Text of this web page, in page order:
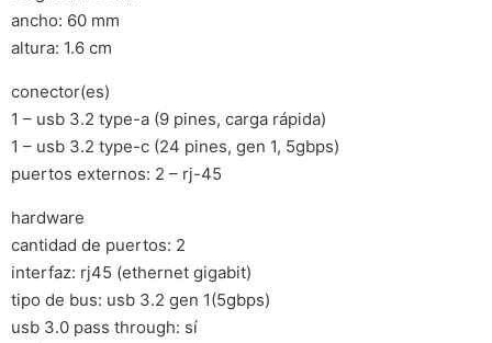
ancho: 60 mm
altura: 1.6 cm
conector(es)
1 – usb 3.2 type-a (9 pines, carga rápida)
1 – usb 3.2 type-c (24 pines, gen 1, 5gbps)
puertos externos: 2 – rj-45
hardware
cantidad de puertos: 2
interfaz: rj45 (ethernet gigabit)
tipo de bus: usb 3.2 gen 1(5gbps)
usb 3.0 pass through: sí